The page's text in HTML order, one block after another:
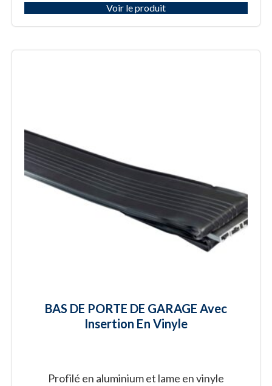
Voir le produit
BAS DE PORTE DE GARAGE Avec
Insertion En Vinyle
Profilé en aluminium et lame en vinyle